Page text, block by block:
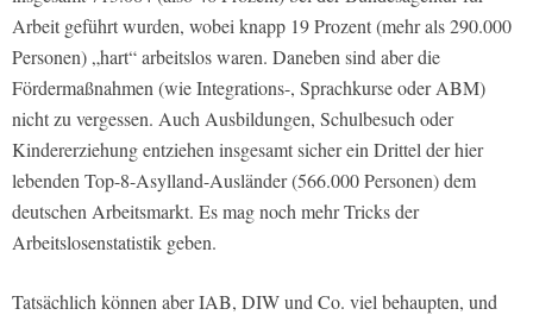
Arbeit geführt wurden, wobei knapp 19 Prozent (mehr als 290.000
Personen) „hart“ arbeitslos waren. Daneben sind aber die
Fördermaßnahmen (wie Integrations-, Sprachkurse oder ABM)
nicht zu vergessen. Auch Ausbildungen, Schulbesuch oder
Kindererziehung entziehen insgesamt sicher ein Drittel der hier
lebenden Top-8-Asylland-Ausländer (566.000 Personen) dem
deutschen Arbeitsmarkt. Es mag noch mehr Tricks der
Arbeitslosenstatistik geben.
Tatsächlich können aber IAB, DIW und Co. viel behaupten, und